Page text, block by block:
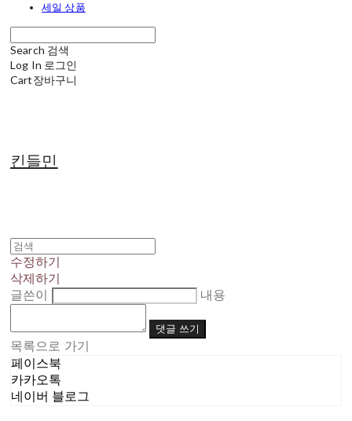
세일 상품
Search 검색
Log In 로그인
Cart장바구니
킨들민
수정하기
삭제하기
글쓴이
내용
댓글 쓰기
목록으로 가기
페이스북
카카오톡
네이버 블로그